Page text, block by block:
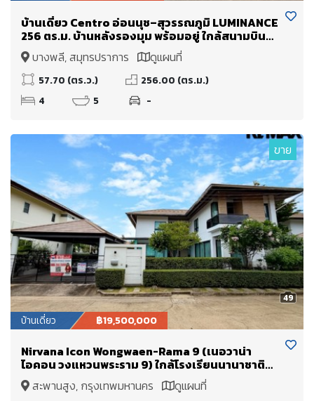
บ้านเดี่ยว Centro อ่อนนุช–สุวรรณภูมิ LUMINANCE
256 ตร.ม. บ้านหลังรองมุม พร้อมอยู่ ใกล้สนามบิน
สุวรรณภูมิ
บางพลี, สมุทรปราการ ดูแผนที่
57.70 (ตร.ว.)
256.00 (ตร.ม.)
4
5 -
49
ขาย
บ้านเดี่ยว ฿19,500,000
Nirvana Icon Wongwaen-Rama 9 (เนอวาน่า
ไอคอน วงแหวนพระราม 9) ใกล้โรงเรียนนานาชาติ
Wellington College International School และ
มหาวิทยาลัยนานาชาติแสตมฟอร์ด
สะพานสูง, กรุงเทพมหานคร ดูแผนที่